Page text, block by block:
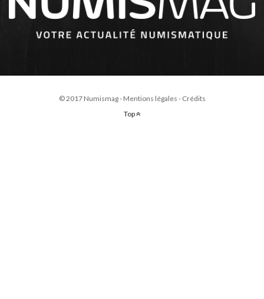
© 2017 Numismag - Mentions légales - Crédits
Top